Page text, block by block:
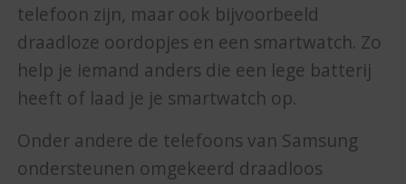
telefoon zijn, maar ook bijvoorbeeld
draadloze oordopjes en een smartwatch. Zo
help je iemand anders die een lege batterij
heeft of laad je je smartwatch op.
Onder andere de telefoons van Samsung
ondersteunen omgekeerd draadloos